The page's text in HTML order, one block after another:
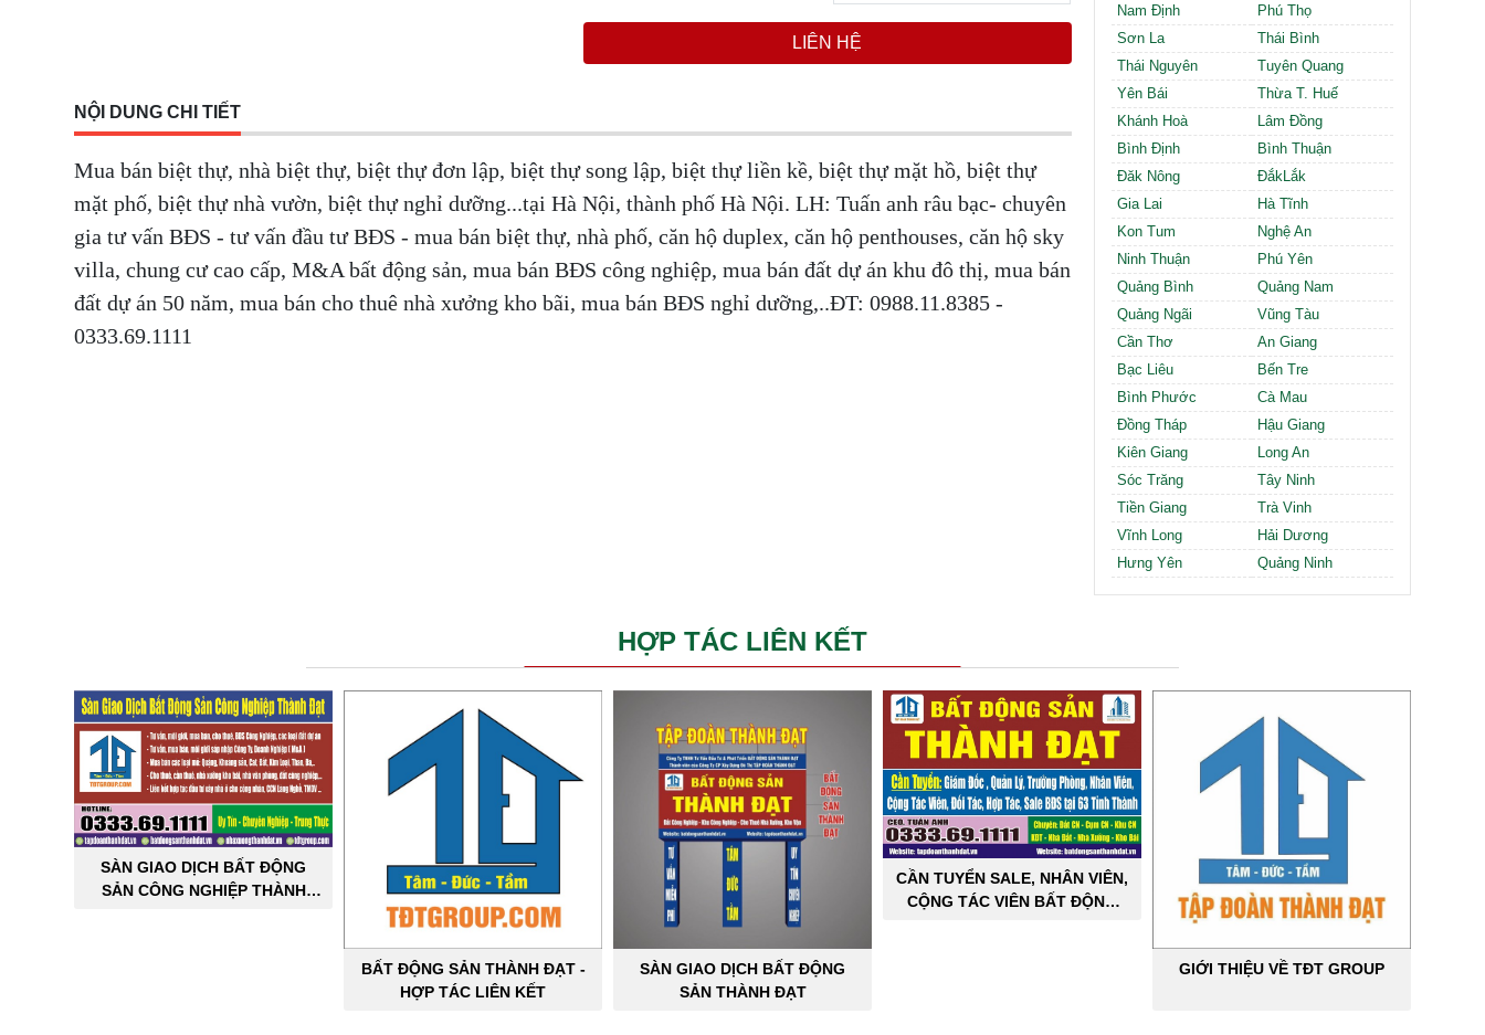
Cần thuê MBKD tại Phường Bạch Mai
Cần thuê MBKD tại Phường Vĩnh Tuy
LIÊN HỆ
NỘI DUNG CHI TIẾT
Mua bán biệt thự, nhà biệt thự, biệt thự đơn lập, biệt thự song lập, biệt thự liền kề, biệt thự mặt hồ, biệt thự
mặt phố, biệt thự nhà vườn, biệt thự nghỉ dưỡng...tại Hà Nội, thành phố Hà Nội. LH: Tuấn anh râu bạc- chuyên
gia tư vấn BĐS - tư vấn đầu tư BĐS - mua bán biệt thự, nhà phố, căn hộ duplex, căn hộ penthouses, căn hộ sky
villa, chung cư cao cấp, M&A bất động sản, mua bán BĐS công nghiệp, mua bán đất dự án khu đô thị, mua bán
đất dự án 50 năm, mua bán cho thuê nhà xưởng kho bãi, mua bán BĐS nghỉ dưỡng,..ĐT: 0988.11.8385 -
0333.69.1111
Nam Định
Phú Thọ
Sơn La
Thái Bình
Thái Nguyên
Tuyên Quang
Yên Bái
Thừa T. Huế
Khánh Hoà
Lâm Đồng
Bình Định
Bình Thuận
Đăk Nông
ĐắkLắk
Gia Lai
Hà Tĩnh
Kon Tum
Nghệ An
Ninh Thuận
Phú Yên
Quảng Bình
Quảng Nam
Quảng Ngãi
Vũng Tàu
Cần Thơ
An Giang
Bạc Liêu
Bến Tre
Bình Phước
Cà Mau
Đồng Tháp
Hậu Giang
Kiên Giang
Long An
Sóc Trăng
Tây Ninh
Tiền Giang
Trà Vinh
Vĩnh Long
Hải Dương
Hưng Yên
Quảng Ninh
HỢP TÁC LIÊN KẾT
SÀN GIAO DỊCH BẤT ĐỘNG
SẢN CÔNG NGHIỆP THÀNH
BẤT ĐỘNG SẢN THÀNH ĐẠT -
HỢP TÁC LIÊN KẾT
SÀN GIAO DỊCH BẤT ĐỘNG
SẢN THÀNH ĐẠT
CẦN TUYỂN SALE, NHÂN VIÊN,
CỘNG TÁC VIÊN BẤT ĐỘNG
GIỚI THIỆU VỀ TĐT GROUP